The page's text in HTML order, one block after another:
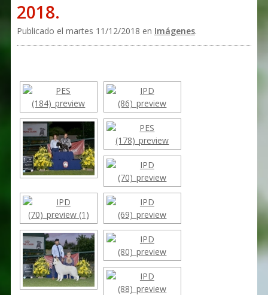
2018.
Publicado el martes 11/12/2018 en Imágenes.